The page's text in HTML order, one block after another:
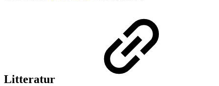
Litteratur